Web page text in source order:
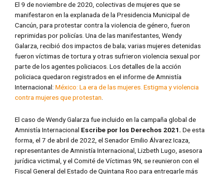
El 9 de noviembre de 2020, colectivas de mujeres que se
manifestaron en la explanada de la Presidencia Municipal de
Cancún, para protestar contra la violencia de género, fueron
reprimidas por policías. Una de las manifestantes, Wendy
Galarza, recibió dos impactos de bala; varias mujeres detenidas
fueron víctimas de tortura y otras sufrieron violencia sexual por
parte de los agentes policiacos. Los detalles de la acción
policiaca quedaron registrados en el informe de Amnistía
Internacional: México: La era de las mujeres. Estigma y violencia
contra mujeres que protestan
El caso de Wendy Galarza fue incluido en la campaña global de
Amnistía Internacional Escribe por los Derechos 2021. De esta
forma, el 7 de abril de 2022, el Senador Emilio Álvarez Icaza,
representantes de Amnistía Internacional, Lizbeth Lugo, asesora
jurídica victimal, y el Comité de Víctimas 9N, se reunieron con el
Fiscal General del Estado de Quintana Roo para entregarle más